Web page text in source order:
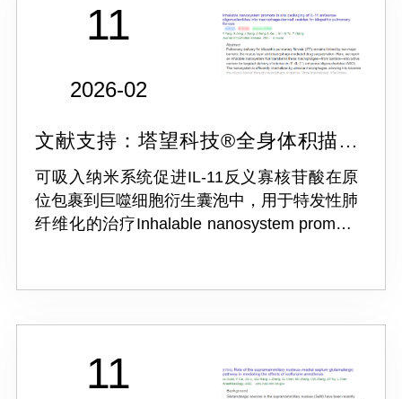
11
2026-02
文献支持：塔望科技®全身体积描记
系统 WBP-4M
可吸入纳米系统促进IL-11反义寡核苷酸在原
位包裹到巨噬细胞衍生囊泡中，用于特发性肺
纤维化的治疗Inhalable nanosystem promote
11